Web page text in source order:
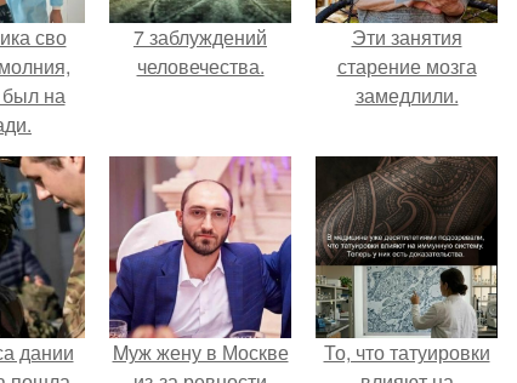
сво
был на
7 заблуждений
человечества.
Эти занятия
старение мозга
замедлили.
дании
Mуж жену в Москве
То, что татуировки